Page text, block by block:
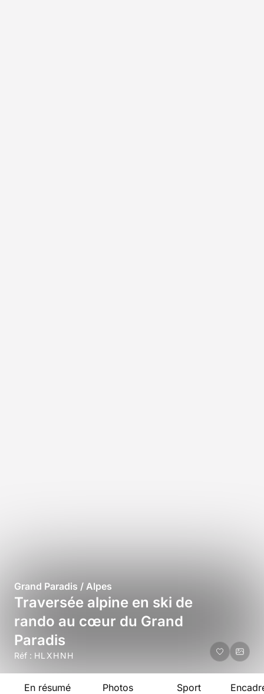
Grand Paradis / Alpes
Traversée alpine en ski de
rando au cœur du Grand
Paradis
Réf : HLXHNH
En résumé Photos Sport